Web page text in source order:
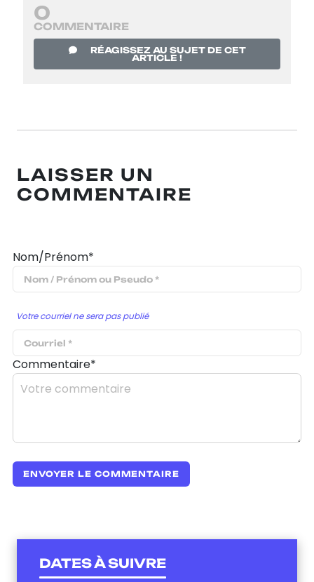
0
COMMENTAIRE
RÉAGISSEZ AU SUJET DE CET
ARTICLE !
LAISSER UN
COMMENTAIRE
Nom/Prénom*
Votre courriel ne sera pas publié
Commentaire*
DATES À SUIVRE